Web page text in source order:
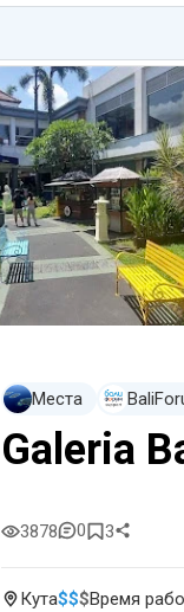
Места
Galeria
3878 0 3
Кута$$$Время